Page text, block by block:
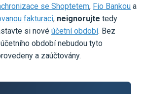
funkcí
Online účetnictví
Online daňová evidence
Online fakturace
se Shoptetem, Fio Bankou a
fakturaci, neignorujte tedy
si nové účetní období. Bez
období nebudou tyto
a zaúčtovány.